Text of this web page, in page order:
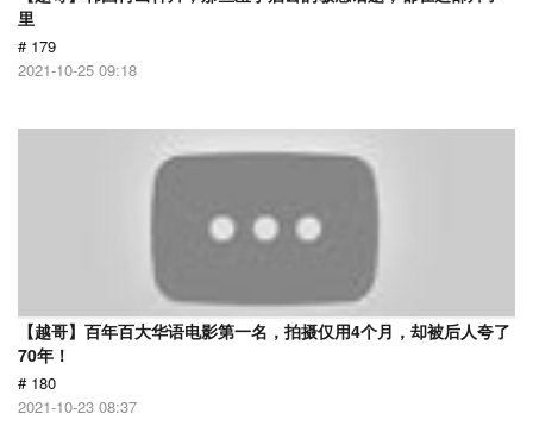
里
# 179
2021-10-25 09:18
【越哥】百年百大华语电影第一名，拍摄仅用4个月，却被后人夸了
70年！
# 180
2021-10-23 08:37